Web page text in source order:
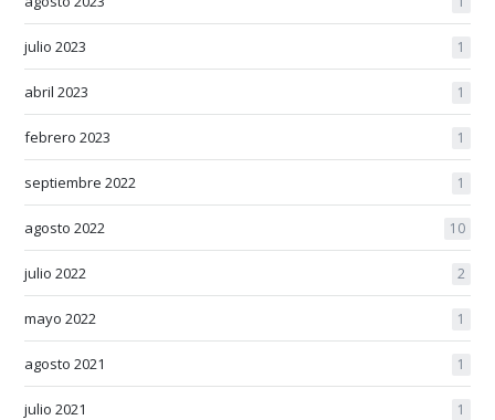
julio 2023 1
abril 2023 1
febrero 2023 1
septiembre 2022 1
agosto 2022 10
julio 2022 2
mayo 2022 1
agosto 2021 1
julio 2021 1